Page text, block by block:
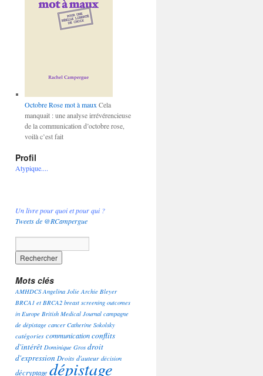
Octobre Rose mot à maux Cela
manquait : une analyse irrévérencieuse
de la communication d’octobre rose,
voilà c’est fait
Profil
Atypique....
Un livre pour quoi et pour qui ?
Tweets de @RCampergue
Mots clés
AMHDCS Angelina Jolie Archie Bleyer
BRCA1 et BRCA2 breast screening outcomes
in Europe British Medical Journal campagne
de dépistage cancer Catherine Sokolsky
catégories communicationconflits
d'intérêt Dominique Gros droit
d'expression Droits d'auteur décision
décryptage dépistage